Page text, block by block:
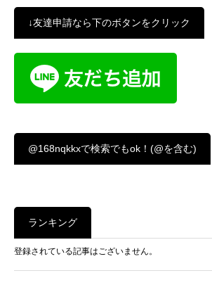
↓友達申請なら下のボタンをクリック
@168nqkkxで検索でもok！(@を含む)
ランキング
登録されている記事はございません。